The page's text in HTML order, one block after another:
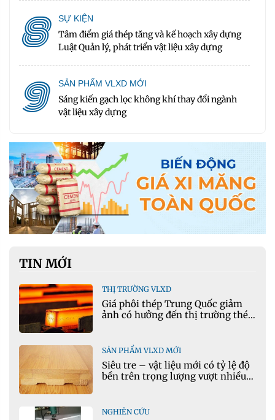
8 SỰ KIỆN
Tâm điểm giá thép tăng và kế hoạch xây dựng
Luật Quản lý, phát triển vật liệu xây dựng
9 SẢN PHẨM VLXD MỚI
Sáng kiến gạch lọc không khí thay đổi ngành
vật liệu xây dựng
TIN MỚI
THỊ TRƯỜNG VLXD
Giá phôi thép Trung Quốc giảm
ảnh có hưởng đến thị trường thép
SẢN PHẨM VLXD MỚI
Siêu tre – vật liệu mới có tỷ lệ độ
bền trên trọng lượng vượt nhiều
NGHIÊN CỨU